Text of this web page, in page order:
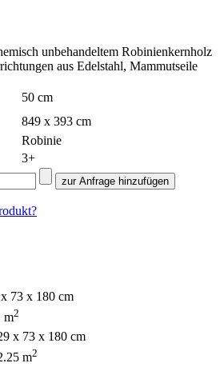
unbehandeltem Robinienkernholz
aus Edelstahl, Mammutseile
50 cm
849 x 393 cm
Robinie
3+
73 x 180 cm
m2
x 73 x 180 cm
m2